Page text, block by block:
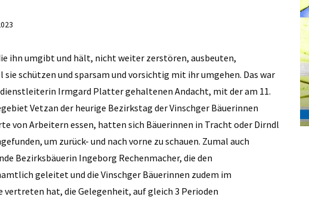
ihn umgibt und hält, nicht weiter zerstören, ausbeuten,
schützen und sparsam und vorsichtig mit ihr umgehen. Das war
Irmgard Platter gehaltenen Andacht, mit der am 11.
Vetzan der heurige Bezirkstag der Vinschger Bäuerinnen
von Arbeitern essen, hatten sich Bäuerinnen in Tracht oder Dirndl
um zurück- und nach vorne zu schauen. Zumal auch
Bezirksbäuerin Ingeborg Rechenmacher, die den
geleitet und die Vinschger Bäuerinnen zudem im
hat, die Gelegenheit, auf gleich 3 Perioden